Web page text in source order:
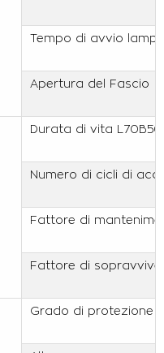
Tempo di avvio
Apertura del Fascio
Durata di vita L70B50
Numero di cicli di
Fattore di
Fattore di
Grado di protezione